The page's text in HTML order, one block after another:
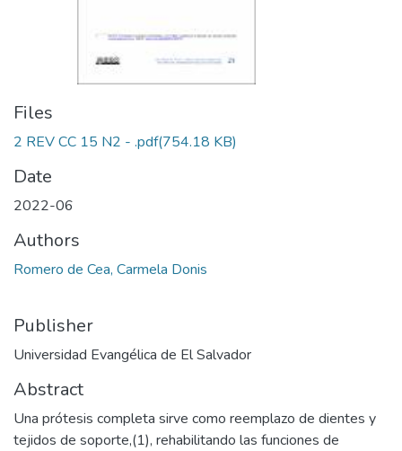
Files
2 REV CC 15 N2 - .pdf(754.18 KB)
Date
2022-06
Authors
Romero de Cea, Carmela Donis
Publisher
Universidad Evangélica de El Salvador
Abstract
Una prótesis completa sirve como reemplazo de dientes y
tejidos de soporte,(1), rehabilitando las funciones de